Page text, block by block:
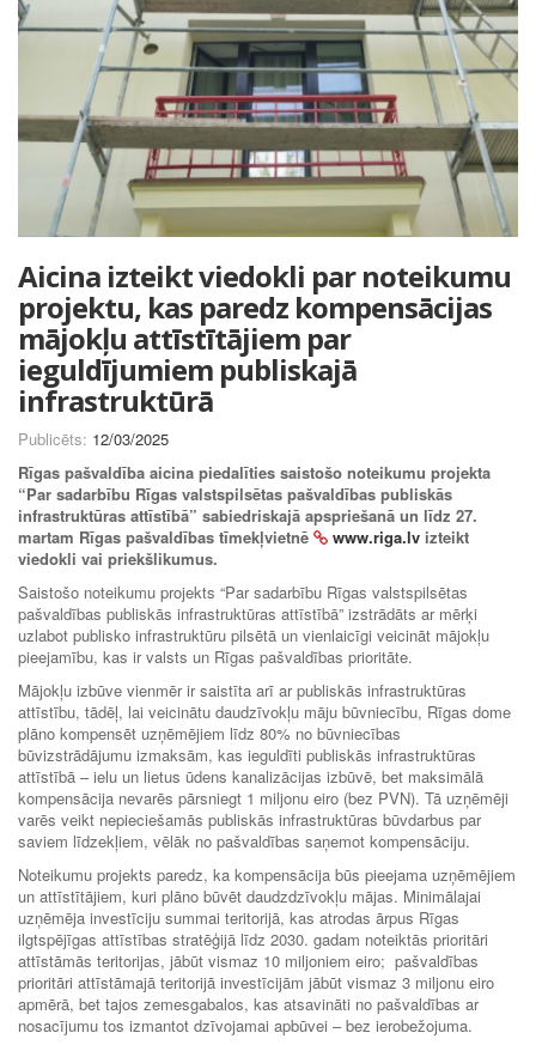
Aicina izteikt viedokli par noteikumu
projektu, kas paredz kompensācijas
mājokļu attīstītājiem par
ieguldījumiem publiskajā
infrastruktūrā
Publicēts: 12/03/2025
Rīgas pašvaldība aicina piedalīties saistošo noteikumu projekta
“Par sadarbību Rīgas valstspilsētas pašvaldības publiskās
infrastruktūras attīstībā” sabiedriskajā apspriešanā un līdz 27.
martam Rīgas pašvaldības tīmekļvietnē
www.riga.lv izteikt
viedokli vai priekšlikumus.
Saistošo noteikumu projekts “Par sadarbību Rīgas valstspilsētas
pašvaldības publiskās infrastruktūras attīstībā” izstrādāts ar mērķi
uzlabot publisko infrastruktūru pilsētā un vienlaicīgi veicināt mājokļu
pieejamību, kas ir valsts un Rīgas pašvaldības prioritāte.
Mājokļu izbūve vienmēr ir saistīta arī ar publiskās infrastruktūras
attīstību, tādēļ, lai veicinātu daudzīvokļu māju būvniecību, Rīgas dome
plāno kompensēt uzņēmējiem līdz 80% no būvniecības
būvizstrādājumu izmaksām, kas ieguldīti publiskās infrastruktūras
attīstībā – ielu un lietus ūdens kanalizācijas izbūvē, bet maksimālā
kompensācija nevarēs pārsniegt 1 miljonu eiro (bez PVN). Tā uzņēmēji
varēs veikt nepieciešamās publiskās infrastruktūras būvdarbus par
saviem līdzekļiem, vēlāk no pašvaldības saņemot kompensāciju.
Noteikumu projekts paredz, ka kompensācija būs pieejama uzņēmējiem
un attīstītājiem, kuri plāno būvēt daudzdzīvokļu mājas. Minimālajai
uzņēmēja investīciju summai teritorijā, kas atrodas ārpus Rīgas
ilgtspējīgas attīstības stratēģijā līdz 2030. gadam noteiktās prioritāri
attīstāmās teritorijas, jābūt vismaz 10 miljoniem eiro; pašvaldības
prioritāri attīstāmajā teritorijā investīcijām jābūt vismaz 3 miljonu eiro
apmērā, bet tajos zemesgabalos, kas atsavināti no pašvaldības ar
nosacījumu tos izmantot dzīvojamai apbūvei – bez ierobežojuma.